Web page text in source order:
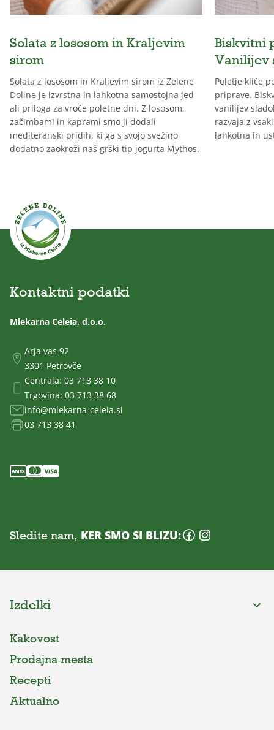
Solata z lososom in Kraljevim
sirom
Solata z lososom in Kraljevim sirom iz Zelene
Doline je izvrstna in lahkotna samostojna jed
ali priloga za vroče poletne dni. Z lososom,
začimbami in kaprami smo ji dodali
mediteranski pridih, ki ga s svojo svežino
dodatno zaokroži naš grški tip jogurta Mythos.
Biskvitni
Vanilijev
Poletje kliče
priprave.
vanilijev
razvaja z
lahkotna in
Kontaktni podatki
Mlekarna Celeia, d.o.o.
Arja vas 92
3301 Petrovče
Centrala: 03 713 38 10
Trgovina: 03 713 38 68
info@mlekarna-celeia.si
03 713 38 41
Sledite nam, KER SMO SI BLIZU:
Izdelki
Kakovost
Prodajna mesta
Recepti
Aktualno